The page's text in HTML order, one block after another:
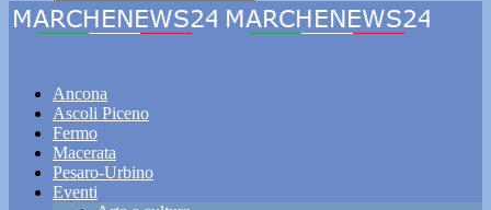
Ancona
Ascoli Piceno
Fermo
Macerata
Pesaro-Urbino
Eventi